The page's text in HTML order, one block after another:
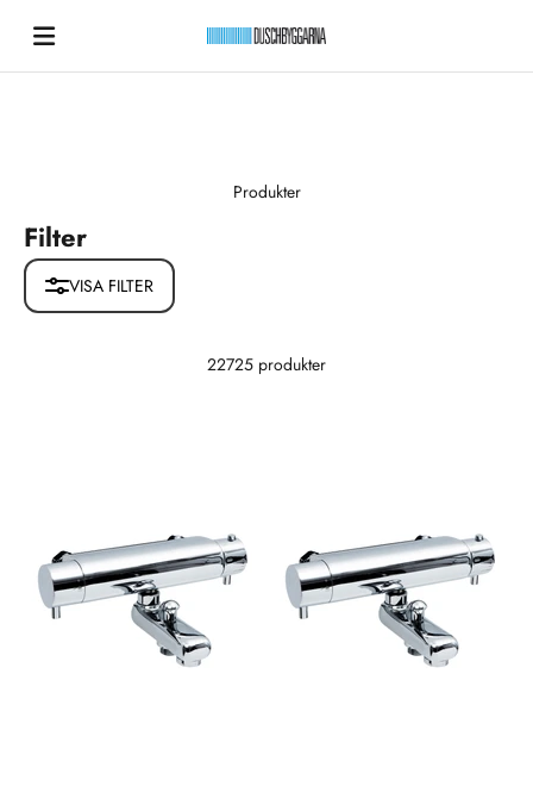
Duschbyggarna New
Produkter
Filter
VISA FILTER
22725 produkter